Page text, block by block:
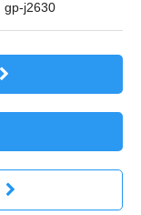
gp-j2630